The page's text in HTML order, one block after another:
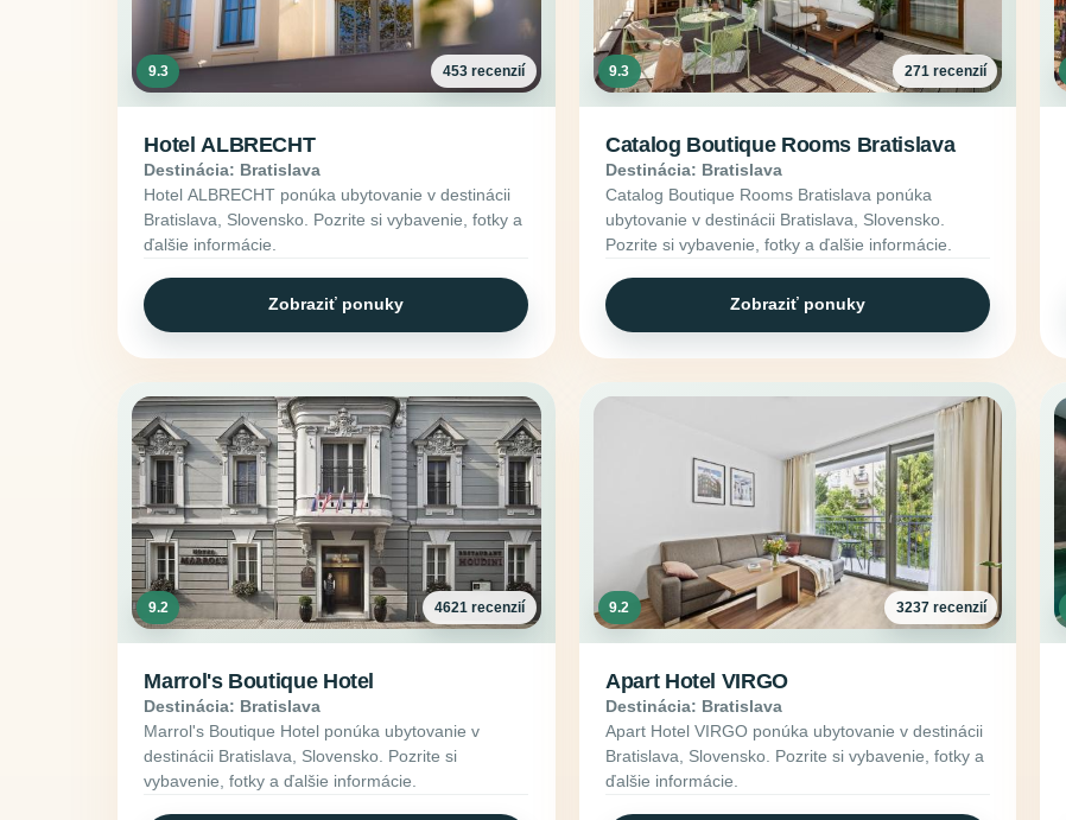
9.3 453 recenzií
Hotel ALBRECHT
Destinácia: Bratislava
Hotel ALBRECHT ponúka ubytovanie v destinácii
Bratislava, Slovensko. Pozrite si vybavenie, fotky a
ďalšie informácie.
Zobraziť ponuky
9.3 271 recenzií
Catalog Boutique Rooms Bratislava
Destinácia: Bratislava
Catalog Boutique Rooms Bratislava ponúka
ubytovanie v destinácii Bratislava, Slovensko.
Pozrite si vybavenie, fotky a ďalšie informácie.
Zobraziť ponuky
9.2 4621 recenzií
Marrol's Boutique Hotel
Destinácia: Bratislava
Marrol's Boutique Hotel ponúka ubytovanie v
destinácii Bratislava, Slovensko. Pozrite si
vybavenie, fotky a ďalšie informácie.
9.2 3237 recenzií
Apart Hotel VIRGO
Destinácia: Bratislava
Apart Hotel VIRGO ponúka ubytovanie v destinácii
Bratislava, Slovensko. Pozrite si vybavenie, fotky a
ďalšie informácie.